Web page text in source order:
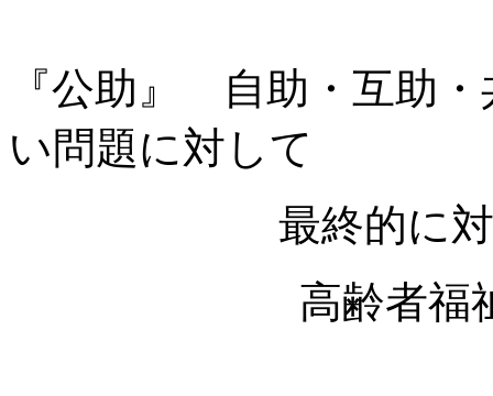
『公助』 自助・互助
い問題に対して
最終的に対応
高齢者福祉事